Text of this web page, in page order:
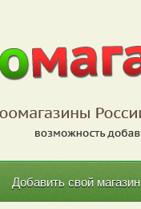
Добавить свой магазин